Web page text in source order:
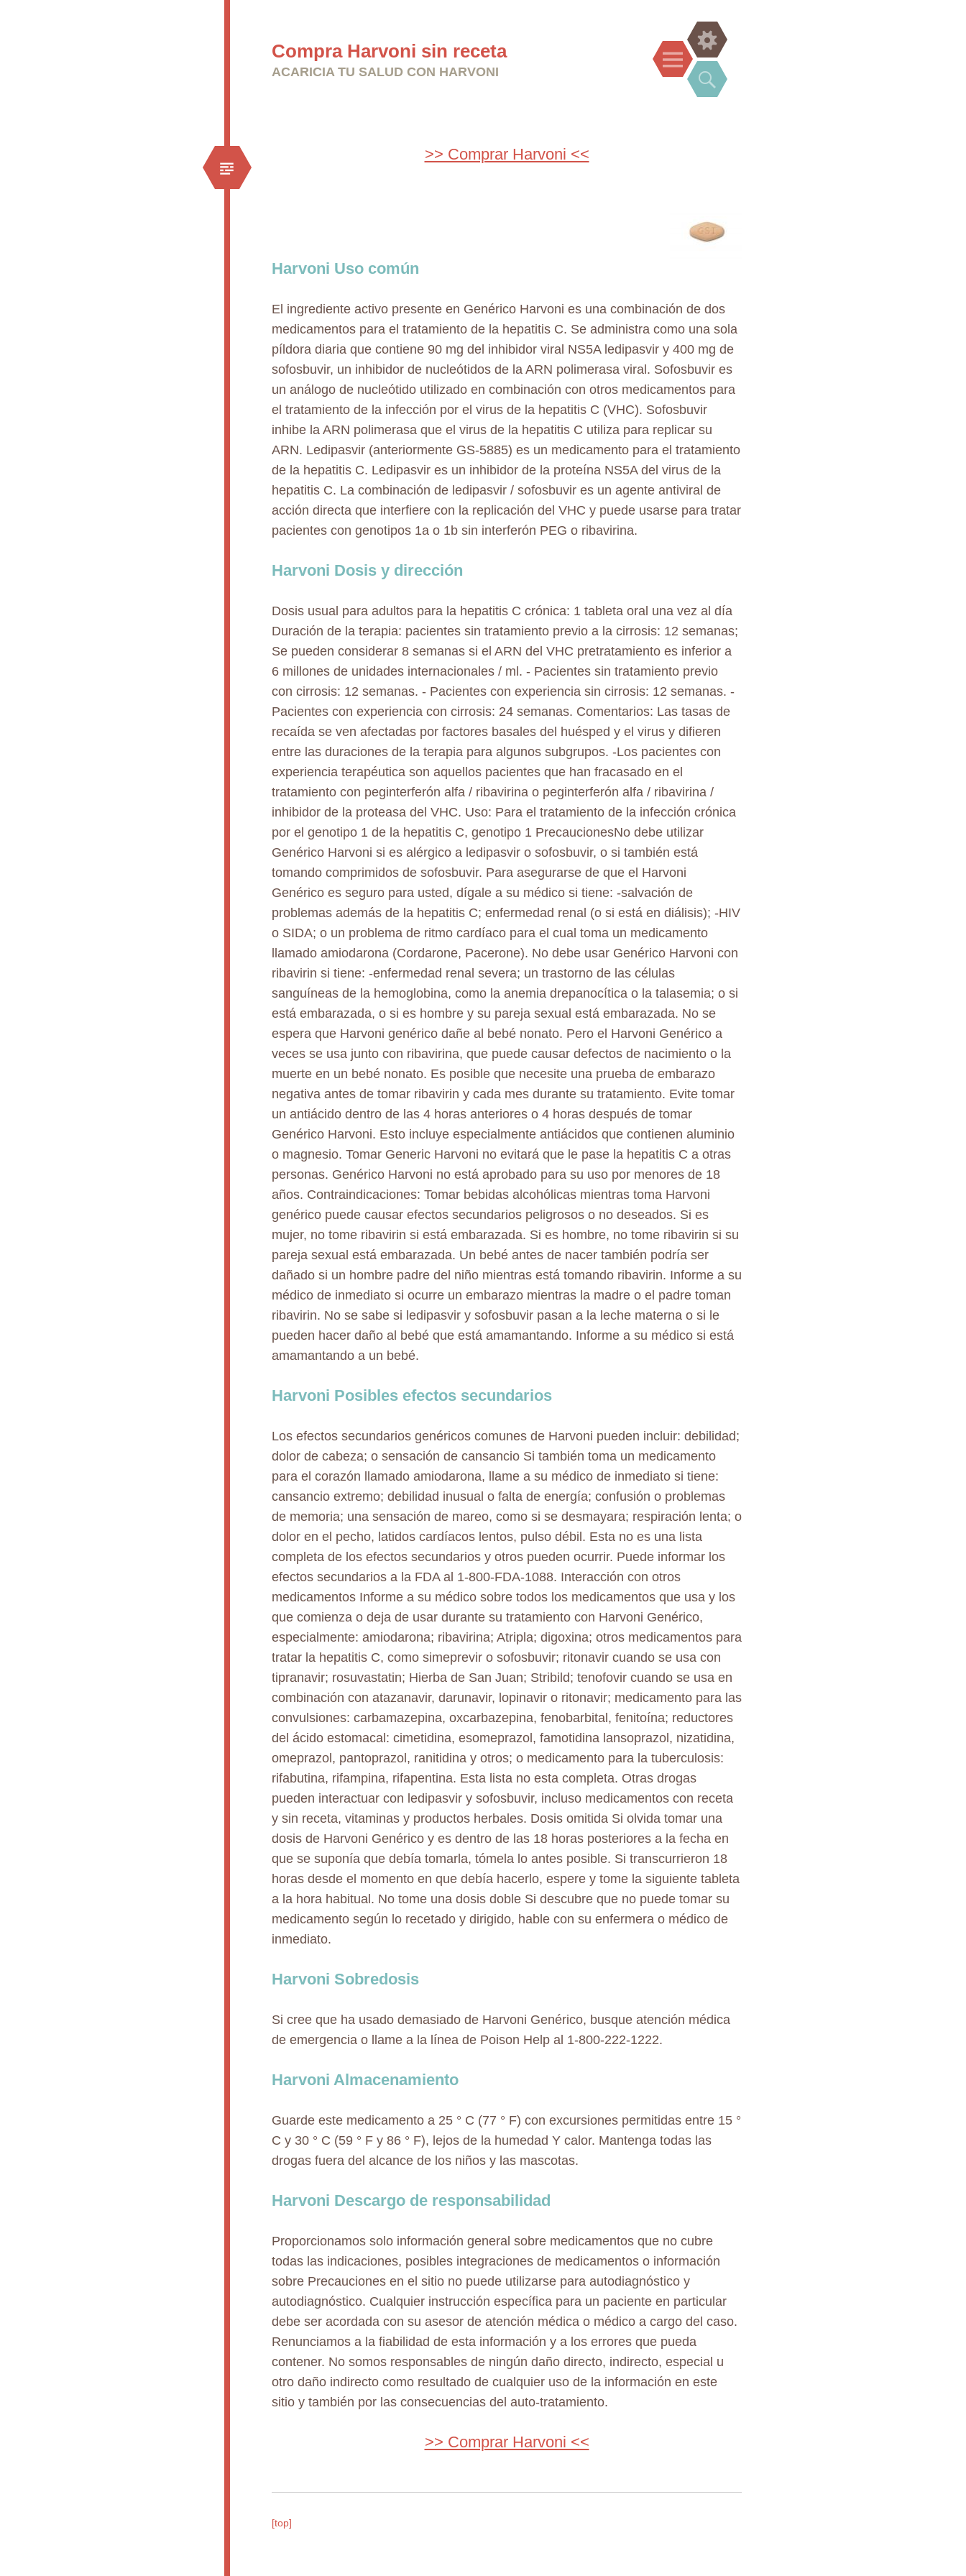
Compra Harvoni sin receta
ACARICIA TU SALUD CON HARVONI
Menu
Widgets
Search
>> Comprar Harvoni <<
Harvoni Uso común
El ingrediente activo presente en Genérico Harvoni es una combinación de dos
medicamentos para el tratamiento de la hepatitis C. Se administra como una sola
píldora diaria que contiene 90 mg del inhibidor viral NS5A ledipasvir y 400 mg de
sofosbuvir, un inhibidor de nucleótidos de la ARN polimerasa viral. Sofosbuvir es
un análogo de nucleótido utilizado en combinación con otros medicamentos para
el tratamiento de la infección por el virus de la hepatitis C (VHC). Sofosbuvir
inhibe la ARN polimerasa que el virus de la hepatitis C utiliza para replicar su
ARN. Ledipasvir (anteriormente GS-5885) es un medicamento para el tratamiento
de la hepatitis C. Ledipasvir es un inhibidor de la proteína NS5A del virus de la
hepatitis C. La combinación de ledipasvir / sofosbuvir es un agente antiviral de
acción directa que interfiere con la replicación del VHC y puede usarse para tratar
pacientes con genotipos 1a o 1b sin interferón PEG o ribavirina.
Harvoni Dosis y dirección
Dosis usual para adultos para la hepatitis C crónica: 1 tableta oral una vez al día
Duración de la terapia: pacientes sin tratamiento previo a la cirrosis: 12 semanas;
Se pueden considerar 8 semanas si el ARN del VHC pretratamiento es inferior a
6 millones de unidades internacionales / ml. - Pacientes sin tratamiento previo
con cirrosis: 12 semanas. - Pacientes con experiencia sin cirrosis: 12 semanas. -
Pacientes con experiencia con cirrosis: 24 semanas. Comentarios: Las tasas de
recaída se ven afectadas por factores basales del huésped y el virus y difieren
entre las duraciones de la terapia para algunos subgrupos. -Los pacientes con
experiencia terapéutica son aquellos pacientes que han fracasado en el
tratamiento con peginterferón alfa / ribavirina o peginterferón alfa / ribavirina /
inhibidor de la proteasa del VHC. Uso: Para el tratamiento de la infección crónica
por el genotipo 1 de la hepatitis C, genotipo 1 PrecaucionesNo debe utilizar
Genérico Harvoni si es alérgico a ledipasvir o sofosbuvir, o si también está
tomando comprimidos de sofosbuvir. Para asegurarse de que el Harvoni
Genérico es seguro para usted, dígale a su médico si tiene: -salvación de
problemas además de la hepatitis C; enfermedad renal (o si está en diálisis); -HIV
o SIDA; o un problema de ritmo cardíaco para el cual toma un medicamento
llamado amiodarona (Cordarone, Pacerone). No debe usar Genérico Harvoni con
ribavirin si tiene: -enfermedad renal severa; un trastorno de las células
sanguíneas de la hemoglobina, como la anemia drepanocítica o la talasemia; o si
está embarazada, o si es hombre y su pareja sexual está embarazada. No se
espera que Harvoni genérico dañe al bebé nonato. Pero el Harvoni Genérico a
veces se usa junto con ribavirina, que puede causar defectos de nacimiento o la
muerte en un bebé nonato. Es posible que necesite una prueba de embarazo
negativa antes de tomar ribavirin y cada mes durante su tratamiento. Evite tomar
un antiácido dentro de las 4 horas anteriores o 4 horas después de tomar
Genérico Harvoni. Esto incluye especialmente antiácidos que contienen aluminio
o magnesio. Tomar Generic Harvoni no evitará que le pase la hepatitis C a otras
personas. Genérico Harvoni no está aprobado para su uso por menores de 18
años. Contraindicaciones: Tomar bebidas alcohólicas mientras toma Harvoni
genérico puede causar efectos secundarios peligrosos o no deseados. Si es
mujer, no tome ribavirin si está embarazada. Si es hombre, no tome ribavirin si su
pareja sexual está embarazada. Un bebé antes de nacer también podría ser
dañado si un hombre padre del niño mientras está tomando ribavirin. Informe a su
médico de inmediato si ocurre un embarazo mientras la madre o el padre toman
ribavirin. No se sabe si ledipasvir y sofosbuvir pasan a la leche materna o si le
pueden hacer daño al bebé que está amamantando. Informe a su médico si está
amamantando a un bebé.
Harvoni Posibles efectos secundarios
Los efectos secundarios genéricos comunes de Harvoni pueden incluir: debilidad;
dolor de cabeza; o sensación de cansancio Si también toma un medicamento
para el corazón llamado amiodarona, llame a su médico de inmediato si tiene:
cansancio extremo; debilidad inusual o falta de energía; confusión o problemas
de memoria; una sensación de mareo, como si se desmayara; respiración lenta; o
dolor en el pecho, latidos cardíacos lentos, pulso débil. Esta no es una lista
completa de los efectos secundarios y otros pueden ocurrir. Puede informar los
efectos secundarios a la FDA al 1-800-FDA-1088. Interacción con otros
medicamentos Informe a su médico sobre todos los medicamentos que usa y los
que comienza o deja de usar durante su tratamiento con Harvoni Genérico,
especialmente: amiodarona; ribavirina; Atripla; digoxina; otros medicamentos para
tratar la hepatitis C, como simeprevir o sofosbuvir; ritonavir cuando se usa con
tipranavir; rosuvastatin; Hierba de San Juan; Stribild; tenofovir cuando se usa en
combinación con atazanavir, darunavir, lopinavir o ritonavir; medicamento para las
convulsiones: carbamazepina, oxcarbazepina, fenobarbital, fenitoína; reductores
del ácido estomacal: cimetidina, esomeprazol, famotidina lansoprazol, nizatidina,
omeprazol, pantoprazol, ranitidina y otros; o medicamento para la tuberculosis:
rifabutina, rifampina, rifapentina. Esta lista no esta completa. Otras drogas
pueden interactuar con ledipasvir y sofosbuvir, incluso medicamentos con receta
y sin receta, vitaminas y productos herbales. Dosis omitida Si olvida tomar una
dosis de Harvoni Genérico y es dentro de las 18 horas posteriores a la fecha en
que se suponía que debía tomarla, tómela lo antes posible. Si transcurrieron 18
horas desde el momento en que debía hacerlo, espere y tome la siguiente tableta
a la hora habitual. No tome una dosis doble Si descubre que no puede tomar su
medicamento según lo recetado y dirigido, hable con su enfermera o médico de
inmediato.
Harvoni Sobredosis
Si cree que ha usado demasiado de Harvoni Genérico, busque atención médica
de emergencia o llame a la línea de Poison Help al 1-800-222-1222.
Harvoni Almacenamiento
Guarde este medicamento a 25 ° C (77 ° F) con excursiones permitidas entre 15 °
C y 30 ° C (59 ° F y 86 ° F), lejos de la humedad Y calor. Mantenga todas las
drogas fuera del alcance de los niños y las mascotas.
Harvoni Descargo de responsabilidad
Proporcionamos solo información general sobre medicamentos que no cubre
todas las indicaciones, posibles integraciones de medicamentos o información
sobre Precauciones en el sitio no puede utilizarse para autodiagnóstico y
autodiagnóstico. Cualquier instrucción específica para un paciente en particular
debe ser acordada con su asesor de atención médica o médico a cargo del caso.
Renunciamos a la fiabilidad de esta información y a los errores que pueda
contener. No somos responsables de ningún daño directo, indirecto, especial u
otro daño indirecto como resultado de cualquier uso de la información en este
sitio y también por las consecuencias del auto-tratamiento.
>> Comprar Harvoni <<
[top]